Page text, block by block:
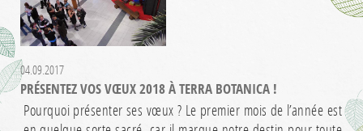
04.09.2017
PRÉSENTEZ VOS VŒUX 2018 À TERRA BOTANICA !
Pourquoi présenter ses vœux ? Le premier mois de l’année est